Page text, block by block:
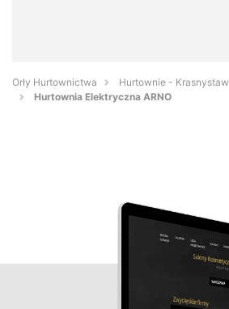
Orły Hurtownictwa
Hurtownie - Krasnystaw
Hurtownia Elektryczna ARNO